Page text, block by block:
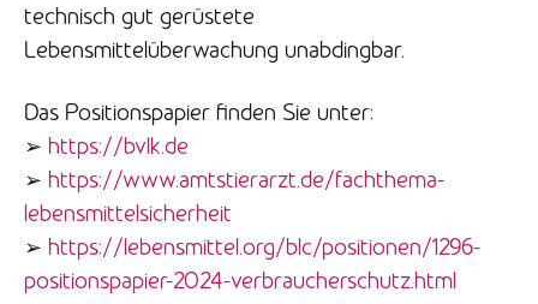
technisch gut gerüstete
Lebensmittelüberwachung unabdingbar.
Das Positionspapier finden Sie unter:
➢ https://bvlk.de
➢ https://www.amtstierarzt.de/fachthema-
lebensmittelsicherheit
➢ https://lebensmittel.org/blc/positionen/1296-
positionspapier-2024-verbraucherschutz.html